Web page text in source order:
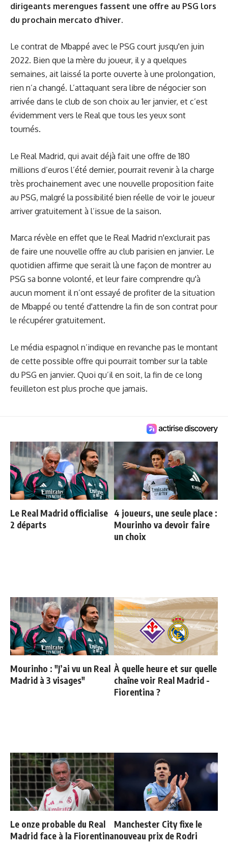
dirigeants merengues fassent une offre au PSG lors
du prochain mercato d’hiver.
Le contrat de Mbappé avec le PSG court jusqu'en juin
2022. Bien que la mère du joueur, il y a quelques
semaines, ait laissé la porte ouverte à une prolongation,
rien n’a changé. L’attaquant sera libre de négocier son
arrivée dans le club de son choix au 1er janvier, et c’est
évidemment vers le Real que tous les yeux sont
tournés.
Le Real Madrid, qui avait déjà fait une offre de 180
millions d’euros l’été dernier, pourrait revenir à la charge
très prochainement avec une nouvelle proposition faite
au PSG, malgré la possibilité bien réelle de voir le joueur
arriver gratuitement à l’issue de la saison.
Marca révèle en effet que le Real Madrid n'exclurait pas
de faire une nouvelle offre au club parisien en janvier. Le
quotidien affirme que serait là une façon de montrer au
PSG sa bonne volonté, et leur faire comprendre qu'à
aucun moment il n’ont essayé de profiter de la situation
de Mbappé ou tenté d'attendre la fin de son contrat pour
le récupérer gratuitement.
Le média espagnol n’indique en revanche pas le montant
de cette possible offre qui pourrait tomber sur la table
du PSG en janvier. Quoi qu’il en soit, la fin de ce long
feuilleton est plus proche que jamais.
Le Real Madrid officialise
2 départs
4 joueurs, une seule place :
Mourinho va devoir faire
un choix
Mourinho : "J’ai vu un Real
Madrid à 3 visages"
À quelle heure et sur quelle
chaîne voir Real Madrid -
Fiorentina ?
Le onze probable du Real
Madrid face à la Fiorentina
Manchester City fixe le
nouveau prix de Rodri